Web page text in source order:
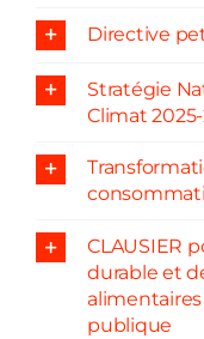
Directive
Stratégie
Climat
CLAUSIER
durable et
publique